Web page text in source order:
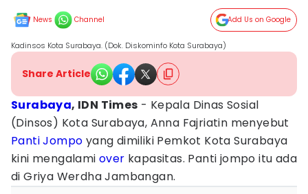
News Channel Add Us on Google
Kadinsos Kota Surabaya. (Dok. Diskominfo Kota Surabaya)
Share Article
Surabaya, IDN Times - Kepala Dinas Sosial
(Dinsos) Kota Surabaya, Anna Fajriatin menyebut
Panti Jompo yang dimiliki Pemkot Kota Surabaya
kini mengalami over kapasitas. Panti jompo itu ada
di Griya Werdha Jambangan.